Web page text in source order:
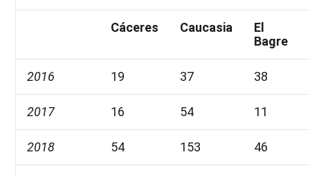
Cáceres Caucasia
El
Bagre
2016 19 37 38
2017 16 54 11
2018 54 153 46